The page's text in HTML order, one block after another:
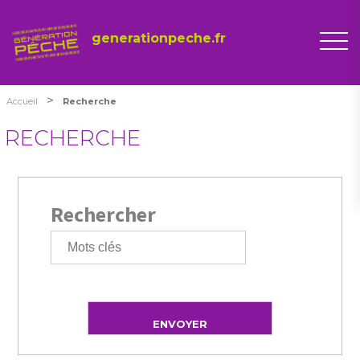
generationpeche.fr
Accueil > Recherche
RECHERCHE
Rechercher